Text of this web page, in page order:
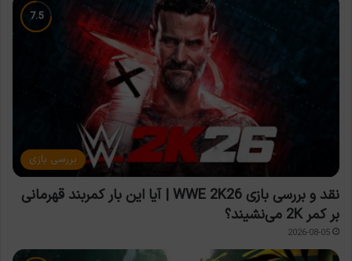
بررسی بازی
نقد و بررسی بازی WWE 2K26 | آیا این بار کمربند قهرمانی
بر کمر 2K می‌نشیند؟
2026-08-05